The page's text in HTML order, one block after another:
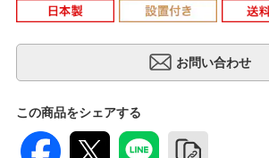
この商品をシェアする